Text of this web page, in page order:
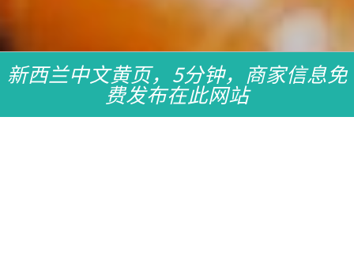
新西兰中文黄页，5分钟，商家信息免
费发布在此网站